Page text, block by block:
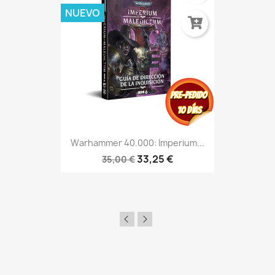
Warhammer 40.000: Imperium...
35,00 €33,25 €
NUEVO